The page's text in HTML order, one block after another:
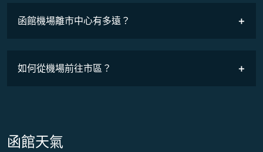
函館機場離市中心有多遠？
如何從機場前往市區？
函館天氣